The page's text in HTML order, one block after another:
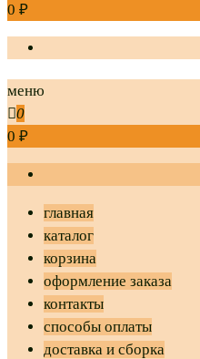
0 ₽
меню
0
0 ₽
главная
каталог
корзина
оформление заказа
контакты
способы оплаты
доставка и сборка